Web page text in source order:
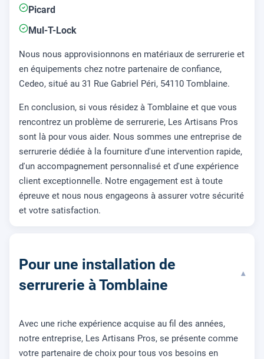
Picard
Mul-T-Lock
Nous nous approvisionnons en matériaux de serrurerie et
en équipements chez notre partenaire de confiance,
Cedeo, situé au 31 Rue Gabriel Péri, 54110 Tomblaine.
En conclusion, si vous résidez à Tomblaine et que vous
rencontrez un problème de serrurerie, Les Artisans Pros
sont là pour vous aider. Nous sommes une entreprise de
serrurerie dédiée à la fourniture d'une intervention rapide,
d'un accompagnement personnalisé et d'une expérience
client exceptionnelle. Notre engagement est à toute
épreuve et nous nous engageons à assurer votre sécurité
et votre satisfaction.
Pour une installation de
serrurerie à Tomblaine
▾
Avec une riche expérience acquise au fil des années,
notre entreprise, Les Artisans Pros, se présente comme
votre partenaire de choix pour tous vos besoins en